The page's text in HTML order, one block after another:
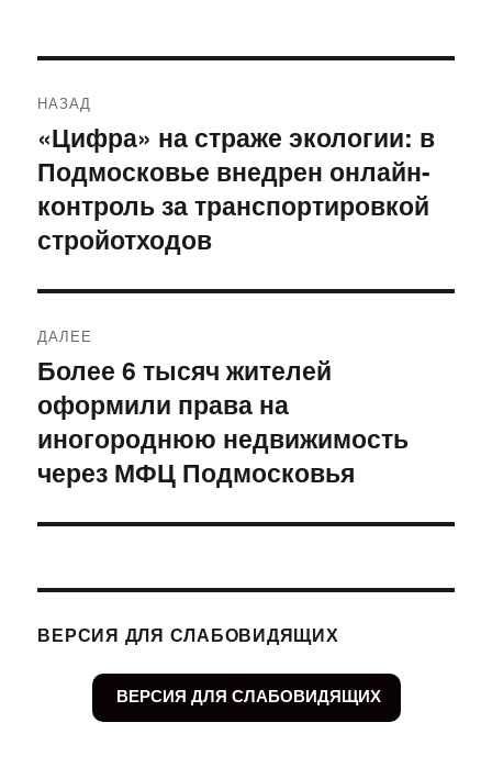
по
записям
НАЗАД
Предыдущая
запись:
«Цифра» на страже экологии: в
Подмосковье внедрен онлайн-
контроль за транспортировкой
стройотходов
ДАЛЕЕ
Следующая
запись:
Более 6 тысяч жителей
оформили права на
иногороднюю недвижимость
через МФЦ Подмосковья
ВЕРСИЯ ДЛЯ СЛАБОВИДЯЩИХ
ВЕРСИЯ ДЛЯ СЛАБОВИДЯЩИХ